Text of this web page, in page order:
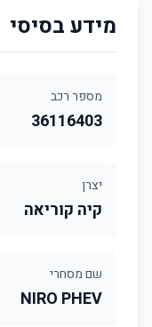
מידע בסיסי
מספר רכב
36116403
יצרן
קיה קוריאה
שם מסחרי
NIRO PHEV